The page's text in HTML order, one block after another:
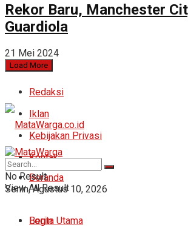
Rekor Baru, Manchester
Guardiola
21 Mei 2024
Load More
Redaksi
Iklan
Kebijakan Privasi
Kontak
Senin, Agustus 10, 2026
Login
Beranda
Berita Utama
No Result
View All Result